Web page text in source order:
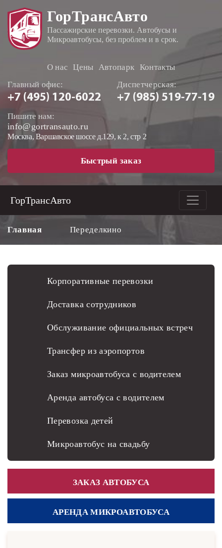
ГорТрансАвто
Пассажирские перевозки. Автобусы и
Микроавтобусы, без проблем и в срок.
О нас Цены Автопарк Контакты
Главный офис:
+7 (495) 120-6022
Диспетчерская:
+7 (985) 519-77-19
Пишите нам:
info@gortransauto.ru
Москва, Варшавское шоссе д.129, к 2, стр 2
Быстрый заказ
ГорТрансАвто
Главная Переделкино
Корпоративные перевозки
Доставка сотрудников
Обслуживание официальных встреч
Трансфер из аэропортов
Заказ микроавтобуса с водителем
Аренда автобуса с водителем
Перевозка детей
Микроавтобус на свадьбу
ЗАКАЗ АВТОБУСА
АРЕНДА МИКРОАВТОБУСА